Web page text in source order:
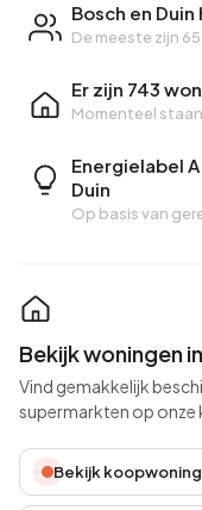
Bosch en
De meeste zijn
Er zijn 743
Momenteel
Energielabel
Duin
Op basis van
Bekijk woningen
Vind gemakkelijk
supermarkten op onze
Bekijk